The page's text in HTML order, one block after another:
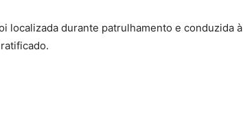
localizada durante patrulhamento e conduzida à